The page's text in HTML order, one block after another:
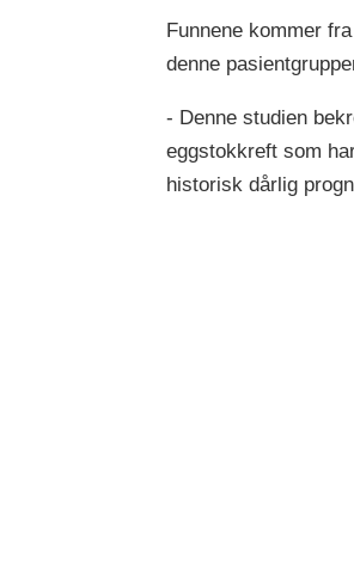
Funnene kommer
denne
- Denne studien
eggstokkreft som
historisk dårlig